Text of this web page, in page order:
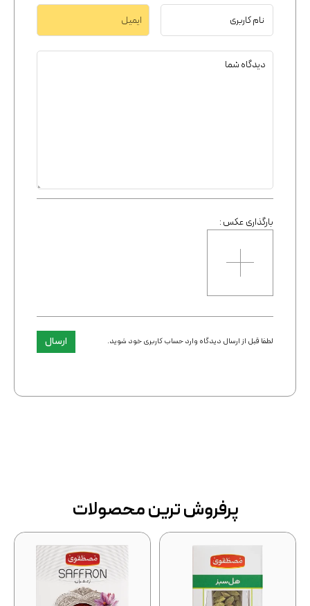
بارگذاری عکس :
لطفا قبل از ارسال دیدگاه وارد حساب کاربری خود شوید. ارسال
پرفروش ترین محصولات